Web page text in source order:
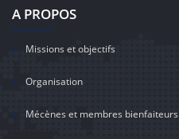
A PROPOS
Missions et objectifs
Organisation
Mécènes et membres bienfaiteurs